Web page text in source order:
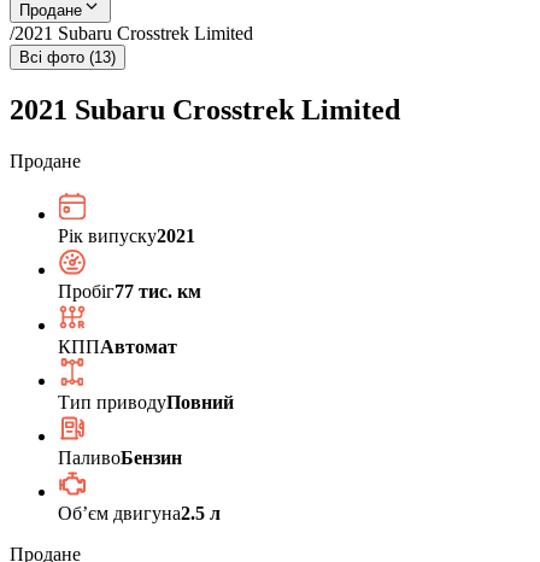
Продане
/2021 Subaru Crosstrek Limited
Всі фото (13)
2021 Subaru Crosstrek Limited
Продане
Рік випуску2021
Пробіг77 тис. км
КППАвтомат
Тип приводуПовний
ПаливоБензин
Обʼєм двигуна2.5 л
Продане